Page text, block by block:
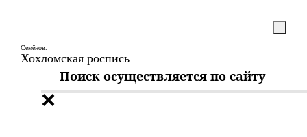
Семёнов.
Хохломская роспись